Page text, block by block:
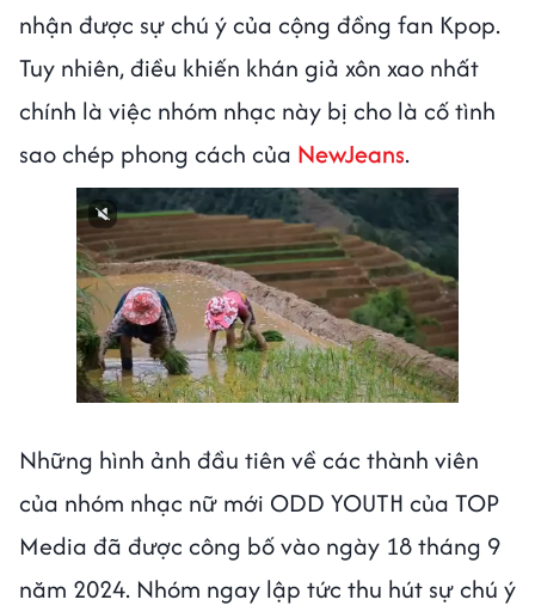
nhận được sự chú ý của cộng đồng fan Kpop.
Tuy nhiên, điều khiến khán giả xôn xao nhất
chính là việc nhóm nhạc này bị cho là cố tình
sao chép phong cách của NewJeans.
Những hình ảnh đầu tiên về các thành viên
của nhóm nhạc nữ mới ODD YOUTH của TOP
Media đã được công bố vào ngày 18 tháng 9
năm 2024. Nhóm ngay lập tức thu hút sự chú ý